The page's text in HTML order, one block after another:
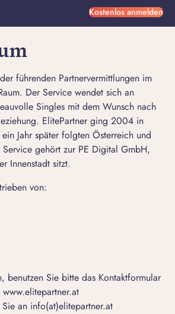
Kostenlos anmelden
führenden Partnervermittlungen im
Der Service wendet sich an
Singles mit dem Wunsch nach
ElitePartner ging 2004 in
Jahr später folgten Österreich und
gehört zur PE Digital GmbH,
Innenstadt sitzt.
von:
benutzen Sie bitte das Kontaktformular
an info(at)elitepartner.at